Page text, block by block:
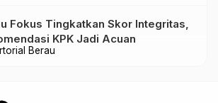
Berau
Fokus Tingkatkan Skor Integritas,
KPK Jadi Acuan